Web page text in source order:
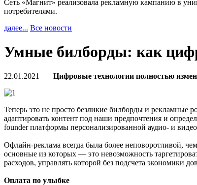
Сеть «Магнит» реализовала рекламную кампанию в
потребителями.
далее... Все новости
Умные билборды: как
22.01.2021 Цифровые технологии полностью
Теперь это не просто безликие билборды и рекламные
адаптировать контент под наши предпочтения и
founder платформы персонализированной аудио- и
Офлайн-реклама всегда была более неповоротливой,
основные из которых — это невозможность
расходов, управлять которой без подсчета экономики
Оплата по улыбке